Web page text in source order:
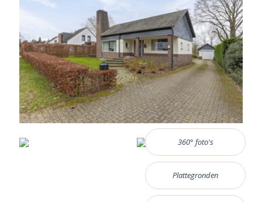
360° foto's
Plattegronden